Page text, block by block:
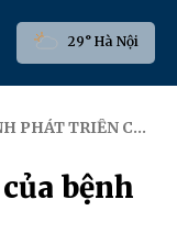
29° Hà Nội
CỦA BỆNH LÝ ĐẠI TRÀNG
bệnh